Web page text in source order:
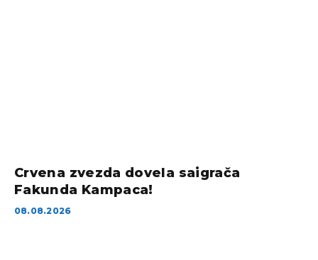
Crvena zvezda dovela saigrača
Fakunda Kampaca!
08.08.2026